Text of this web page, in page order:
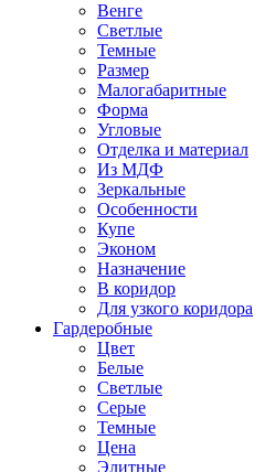
Венге
Светлые
Темные
Размер
Малогабаритные
Форма
Угловые
Отделка и материал
Из МДФ
Зеркальные
Особенности
Купе
Эконом
Назначение
В коридор
Для узкого коридора
Гардеробные
Цвет
Белые
Светлые
Серые
Темные
Цена
Элитные